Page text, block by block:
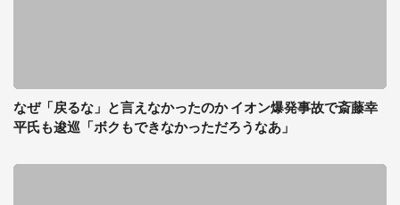
なぜ「戻るな」と言えなかったのか イオン爆発事故で斎藤幸
平氏も逡巡「ボクもできなかっただろうなあ」